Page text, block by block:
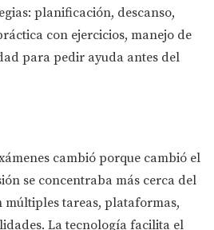
planificación, descanso,
con ejercicios, manejo de
para pedir ayuda antes del
cambió porque cambió el
se concentraba más cerca del
múltiples tareas, plataformas,
La tecnología facilita el